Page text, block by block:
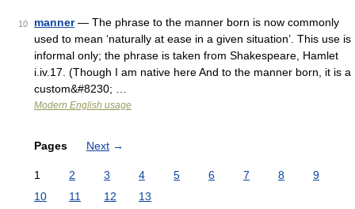
10 manner— The phrase to the manner born is now commonly
used to mean ‘naturally at ease in a given situation’. This use is
informal only; the phrase is taken from Shakespeare, Hamlet
i.iv.17. (Though I am native here And to the manner born, it is a
custom&#8230; …
Modern English usage
Pages Next →
1 2 3 4 5 6 7 8
9
10
11 12 13